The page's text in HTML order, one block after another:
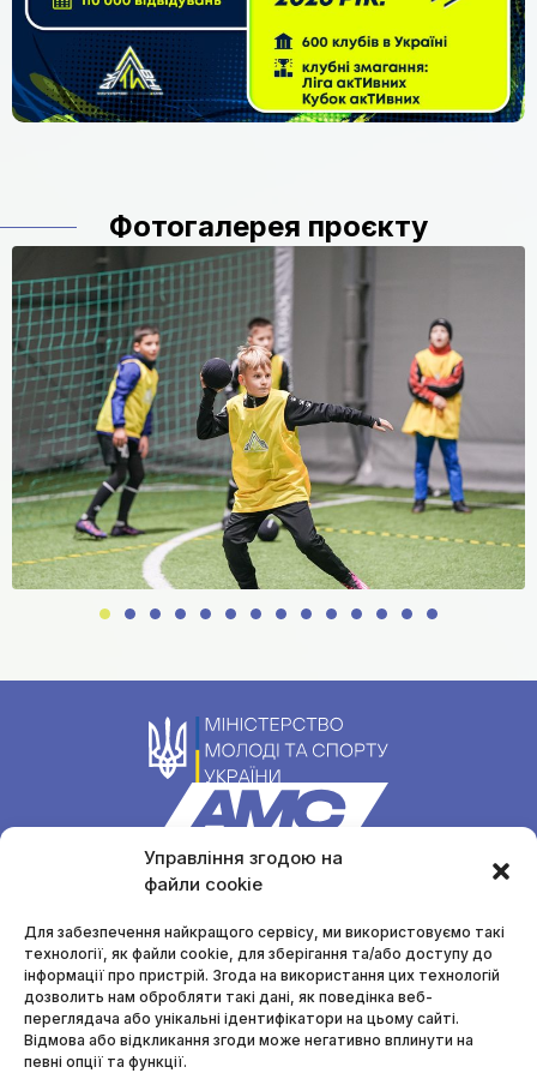
Управління згодою на
файли cookie
Для забезпечення найкращого сервісу, ми використовуємо такі
технології, як файли cookie, для зберігання та/або доступу до
інформації про пристрій. Згода на використання цих технологій
дозволить нам обробляти такі дані, як поведінка веб-
переглядача або унікальні ідентифікатори на цьому сайті.
Відмова або відкликання згоди може негативно вплинути на
певні опції та функції.
Фотогалерея проєкту
Уповноважена особа з питань запобігання та виявлення
Маргарита Сухина
anti-cor-sportforall@ukr.net
Меню
Інформаційні ресурси